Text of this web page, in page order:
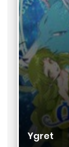
Ygret